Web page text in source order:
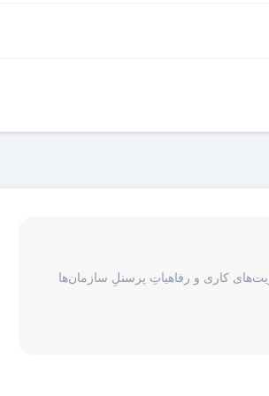
گیرد، برای پیگیری درخواست مسافران لازم
کاری و رفاهیاتِ پرسنلِ سازمان‌ها